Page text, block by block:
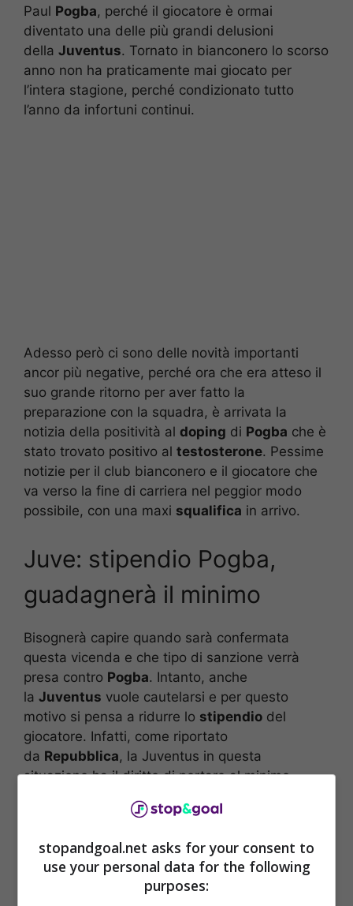
Paul Pogba, perché il giocatore è ormai
diventato una delle più grandi delusioni
della Juventus. Tornato in bianconero lo scorso
anno non ha praticamente mai giocato per
l’intera stagione, perché condizionato tutto
l’anno da infortuni continui.
Adesso però ci sono delle novità importanti
ancor più negative, perché ora che era atteso il
suo grande ritorno per aver fatto la
preparazione con la squadra, è arrivata la
notizia della positività al doping di Pogba che è
stato trovato positivo al testosterone. Pessime
notizie per il club bianconero e il giocatore che
va verso la fine di carriera nel peggior modo
possibile, con una maxi squalifica in arrivo.
Juve: stipendio Pogba,
guadagnerà il minimo
Bisognerà capire quando sarà confermata
questa vicenda e che tipo di sanzione verrà
presa contro Pogba. Intanto, anche
la Juventus vuole cautelarsi e per questo
motivo si pensa a ridurre lo stipendio del
giocatore. Infatti, come riportato
da Repubblica, la Juventus in questa
situazione ha il diritto di portare al minimo
squalifica per doping, 42.477 euro lordi l’anno
al mese.
stopandgoal.net asks for your consent to
use your personal data for the following
purposes: